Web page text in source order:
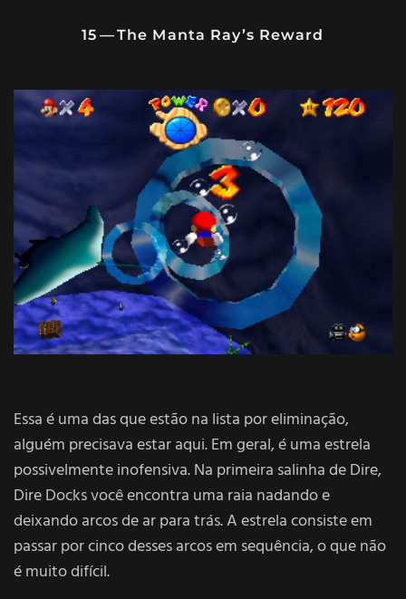
15 — The Manta Ray’s Reward
Essa é uma das que estão na lista por eliminação,
alguém precisava estar aqui. Em geral, é uma estrela
possivelmente inofensiva. Na primeira salinha de Dire,
Dire Docks você encontra uma raia nadando e
deixando arcos de ar para trás. A estrela consiste em
passar por cinco desses arcos em sequência, o que não
é muito difícil.